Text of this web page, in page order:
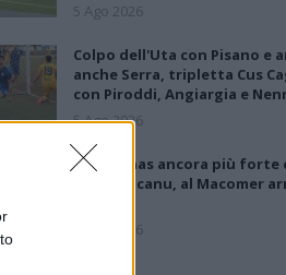
5 Ago 2026
Colpo dell'Uta con Pisano e
anche Serra, tripletta Cus
con Piroddi, Angiargia e
5 Ago 2026
Il Coghinas ancora più forte
Sechi e Scanu, al Macomer
5 Ago 2026